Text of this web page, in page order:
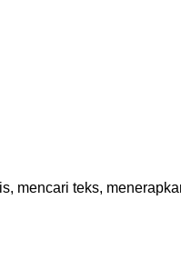
mencari teks,